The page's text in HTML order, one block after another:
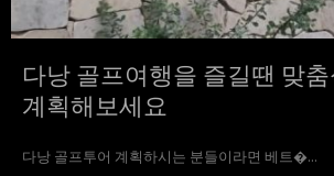
다낭 골프여행을 즐길땐 맞
계획해보세요
다낭 골프투어 계획하시는 분들이라면 베트�...